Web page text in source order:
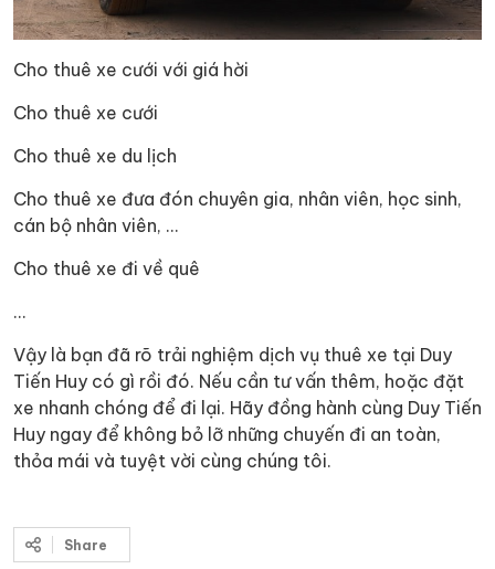
Cho thuê xe cưới với giá hời
Cho thuê xe cưới
Cho thuê xe du lịch
Cho thuê xe đưa đón chuyên gia, nhân viên, học sinh,
cán bộ nhân viên, …
Cho thuê xe đi về quê
…
Vậy là bạn đã rõ trải nghiệm dịch vụ thuê xe tại Duy
Tiến Huy có gì rồi đó. Nếu cần tư vấn thêm, hoặc đặt
xe nhanh chóng để đi lại. Hãy đồng hành cùng Duy Tiến
Huy ngay để không bỏ lỡ những chuyến đi an toàn,
thỏa mái và tuyệt vời cùng chúng tôi.
Share